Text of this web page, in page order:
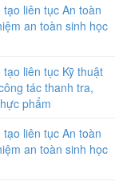
liên tục An toàn
an toàn sinh học
liên tục Kỹ thuật
tác thanh tra,
phẩm
liên tục An toàn
an toàn sinh học